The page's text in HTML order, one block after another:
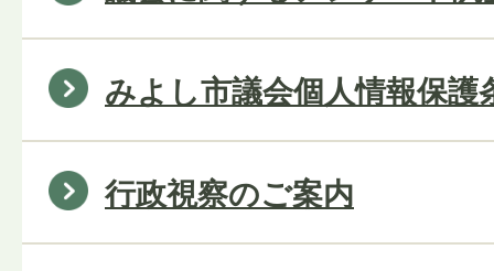
みよし市議会個人情報保護
行政視察のご案内